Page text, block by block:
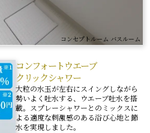
コンセプトルーム バスルーム
コンフォートウエーブ
クリックシャワー
大粒の水玉が左右にスイングしながら
勢いよく吐水する、ウエーブ吐水を搭
載。スプレーシャワーとのミックスに
よる適度な刺激感のある浴び心地と節
水を実現しました。